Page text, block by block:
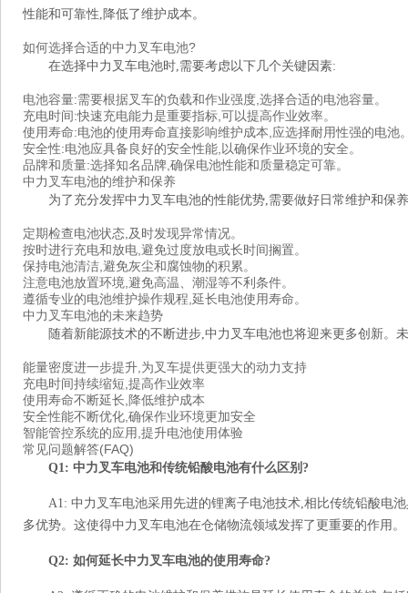
性能和可靠性,降低了维护成本。
如何选择合适的中力叉车电池?
在选择中力叉车电池时,需要考虑以下几个关键因素:
电池容量:需要根据叉车的负载和作业强度,选择合适的电池容量。
充电时间:快速充电能力是重要指标,可以提高作业效率。
使用寿命:电池的使用寿命直接影响维护成本,应选择耐用性强的电池
安全性:电池应具备良好的安全性能,以确保作业环境的安全。
品牌和质量:选择知名品牌,确保电池性能和质量稳定可靠。
中力叉车电池的维护和保养
为了充分发挥中力叉车电池的性能优势,需要做好日常维护和保
定期检查电池状态,及时发现异常情况。
按时进行充电和放电,避免过度放电或长时间搁置。
保持电池清洁,避免灰尘和腐蚀物的积累。
注意电池放置环境,避免高温、潮湿等不利条件。
遵循专业的电池维护操作规程,延长电池使用寿命。
中力叉车电池的未来趋势
随着新能源技术的不断进步,中力叉车电池也将迎来更多创新。
能量密度进一步提升,为叉车提供更强大的动力支持
充电时间持续缩短,提高作业效率
使用寿命不断延长,降低维护成本
安全性能不断优化,确保作业环境更加安全
智能管控系统的应用,提升电池使用体验
常见问题解答(FAQ)
Q1: 中力叉车电池和传统铅酸电池有什么区别?
A1: 中力叉车电池采用先进的锂离子电池技术,相比传统铅酸电
多优势。这使得中力叉车电池在仓储物流领域发挥了更重要的作用。
Q2: 如何延长中力叉车电池的使用寿命?